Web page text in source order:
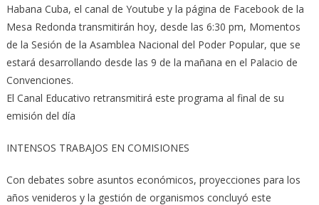
Habana Cuba, el canal de Youtube y la página de Facebook de la
Mesa Redonda transmitirán hoy, desde las 6:30 pm, Momentos
de la Sesión de la Asamblea Nacional del Poder Popular, que se
estará desarrollando desde las 9 de la mañana en el Palacio de
Convenciones.
El Canal Educativo retransmitirá este programa al final de su
emisión del día
INTENSOS TRABAJOS EN COMISIONES
Con debates sobre asuntos económicos, proyecciones para los
años venideros y la gestión de organismos concluyó este